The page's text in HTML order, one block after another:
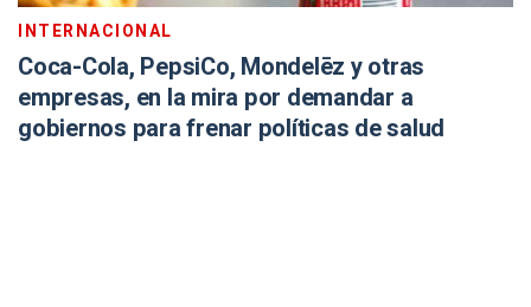
INTERNACIONAL
Coca-Cola, PepsiCo, Mondelēz y otras
empresas, en la mira por demandar a
gobiernos para frenar políticas de salud